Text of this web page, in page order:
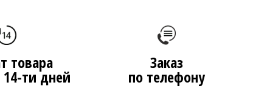
товара
ти дней
Заказ
по телефону